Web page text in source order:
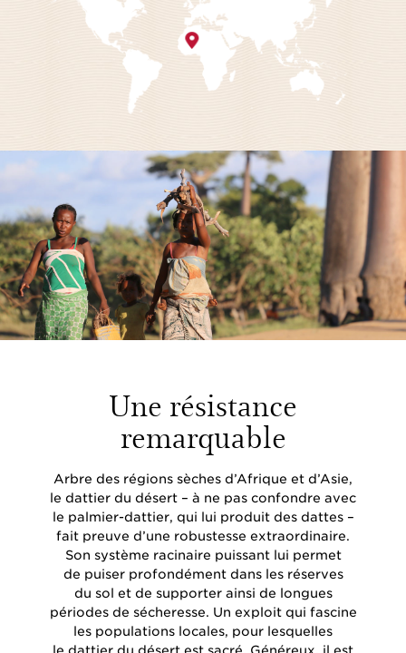
Une résistance
remarquable
Arbre des régions sèches d’Afrique et d’Asie,
le dattier du désert – à ne pas confondre avec
le palmier-dattier, qui lui produit des dattes –
fait preuve d’une robustesse extraordinaire.
Son système racinaire puissant lui permet
de puiser profondément dans les réserves
du sol et de supporter ainsi de longues
périodes de sécheresse. Un exploit qui fascine
les populations locales, pour lesquelles